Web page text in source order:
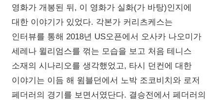
영화가 개봉된 뒤, 이 영화가 실화(가 바탕)인지에
대한 이야기가 있었다. 각본가 커리츠케스는
인터뷰를 통해 2018년 US오픈에서 오사카 나오미가
세레나 윌리엄스를 꺾는 모습을 보고 처음 테니스
소재의 시나리오를 생각했었고, 타시 던컨에 대한
이야기는 이듬 해 윔블던에서 노박 조코비치와 로저
페더러의 경기를 보면서였단다. 결승전에서 페더러의